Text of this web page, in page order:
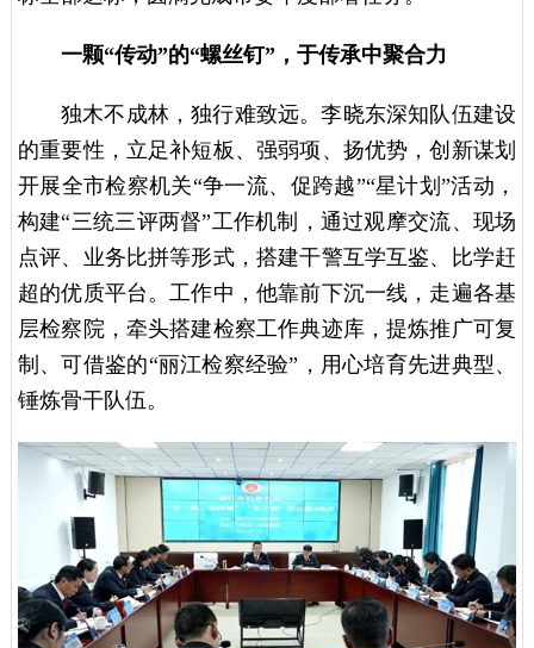
一颗“传动”的“螺丝钉”，于传承中聚合力
独木不成林，独行难致远。李晓东深知队伍建设
的重要性，立足补短板、强弱项、扬优势，创新谋划
开展全市检察机关“争一流、促跨越”“星计划”活动，
构建“三统三评两督”工作机制，通过观摩交流、现场
点评、业务比拼等形式，搭建干警互学互鉴、比学赶
超的优质平台。工作中，他靠前下沉一线，走遍各基
层检察院，牵头搭建检察工作典迹库，提炼推广可复
制、可借鉴的“丽江检察经验”，用心培育先进典型、
锤炼骨干队伍。